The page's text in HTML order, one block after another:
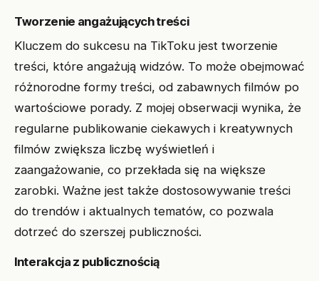
Tworzenie angażujących treści
Kluczem do sukcesu na TikToku jest tworzenie
treści, które angażują widzów. To może obejmować
różnorodne formy treści, od zabawnych filmów po
wartościowe porady. Z mojej obserwacji wynika, że
regularne publikowanie ciekawych i kreatywnych
filmów zwiększa liczbę wyświetleń i
zaangażowanie, co przekłada się na większe
zarobki. Ważne jest także dostosowywanie treści
do trendów i aktualnych tematów, co pozwala
dotrzeć do szerszej publiczności.
Interakcja z publicznością